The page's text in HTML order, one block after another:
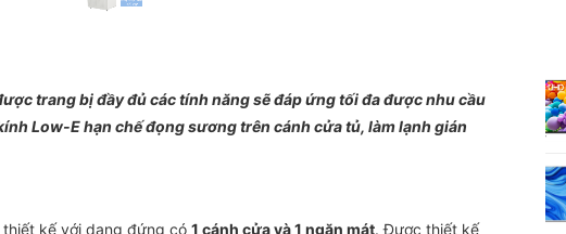
trang bị đầy đủ các tính năng sẽ đáp ứng tối đa được nhu cầu
Low-E hạn chế đọng sương trên cánh cửa tủ, làm lạnh gián
kế với dạng đứng có 1 cánh cửa và 1 ngăn mát. Được thiết kế